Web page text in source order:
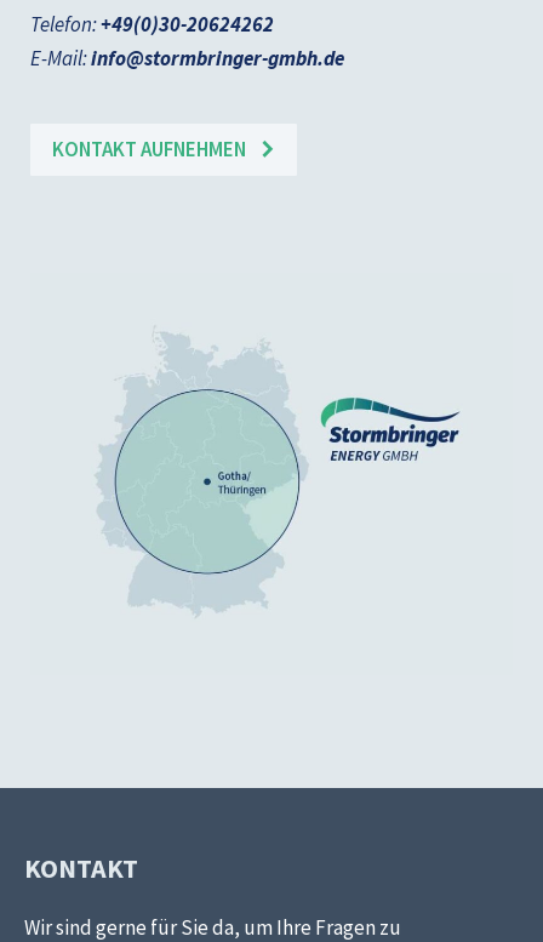
Telefon:+49(0)30-20624262
E-Mail:info@stormbringer-gmbh.de
KONTAKT AUFNEHMEN
KONTAKT
Wir sind gerne für Sie da, um Ihre Fragen zu